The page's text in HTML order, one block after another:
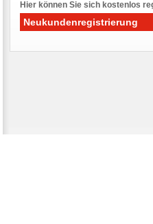
Hier können Sie sich kostenlos
Neukundenregistrierung